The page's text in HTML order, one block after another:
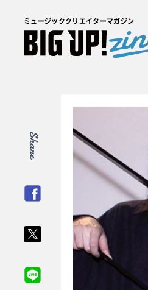
ミュージッククリエイターマガジン
Share